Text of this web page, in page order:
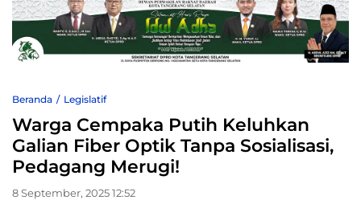
Beranda Legislatif
Warga Cempaka Putih Keluhkan
Galian Fiber Optik Tanpa Sosialisasi,
Pedagang Merugi!
8 September, 2025 12:52